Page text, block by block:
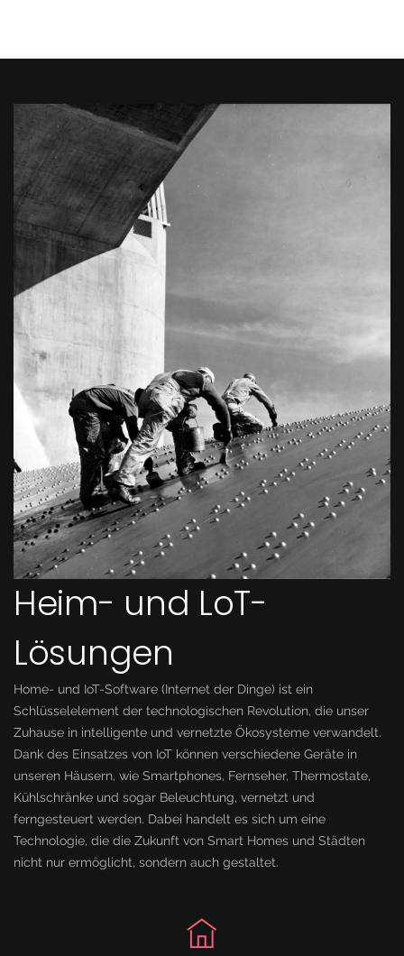
Heim- und LoT-
Lösungen
Home- und IoT-Software (Internet der Dinge) ist ein
Schlüsselelement der technologischen Revolution, die unser
Zuhause in intelligente und vernetzte Ökosysteme verwandelt.
Dank des Einsatzes von IoT können verschiedene Geräte in
unseren Häusern, wie Smartphones, Fernseher, Thermostate,
Kühlschränke und sogar Beleuchtung, vernetzt und
ferngesteuert werden. Dabei handelt es sich um eine
Technologie, die die Zukunft von Smart Homes und Städten
nicht nur ermöglicht, sondern auch gestaltet.